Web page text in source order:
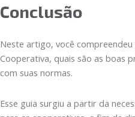
Conclusão
Neste artigo, você compreendeu
Cooperativa, quais são as boas
com suas normas.
Esse guia surgiu a partir da